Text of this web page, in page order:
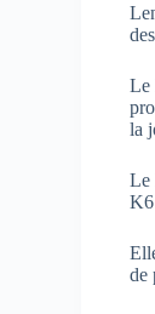
Le
la
Le
K6
de